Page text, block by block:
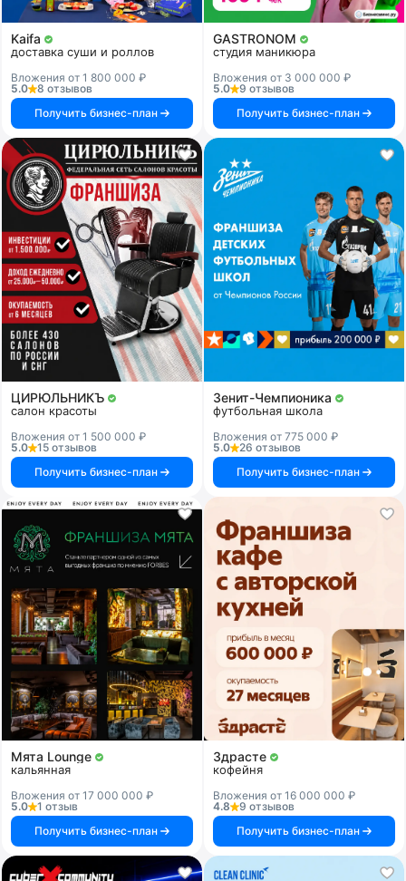
Kaifa
доставка суши и роллов
Вложения от 1 800 000 ₽
5.0
8 отзывов
Получить бизнес-план
GASTRONOM
студия маникюра
Вложения от 3 000 000 ₽
5.0
9 отзывов
Получить бизнес-план
ЦИРЮЛЬНИКЪ
салон красоты
Вложения от 1 500 000 ₽
5.0
15 отзывов
Получить бизнес-план
Зенит-Чемпионика
футбольная школа
Вложения от 775 000 ₽
5.0
26 отзывов
Получить бизнес-план
Мята Lounge
кальянная
Вложения от 17 000 000 ₽
5.0
1 отзыв
Получить бизнес-план
Здрасте
кофейня
Вложения от 16 000 000 ₽
4.8
9 отзывов
Получить бизнес-план